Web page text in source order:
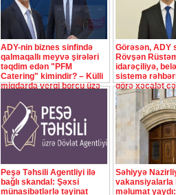
ADY-nin biznes sinfində
qalmaqallı meyvə şirələri
təqdim edən "PFM
Catering" kimindir? – Külli
miqdarda vergi borcu üzə
Görəsən, ADY
Rövşən
idarəçiliyə,
sistemə
görə xəcalət
Peşə Təhsili Agentliyi ilə
bağlı skandal: Şəxsi
münasibətlərlə təyinat
Səhiyyə
vakansiyalarla
məlumat